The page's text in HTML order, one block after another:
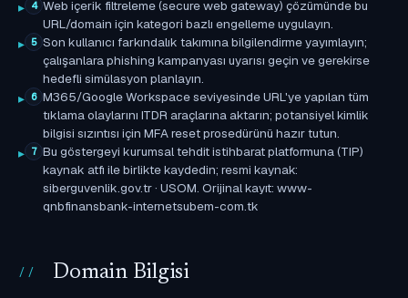
4 Web içerik filtreleme (secure web gateway) çözümünde bu
URL/domain için kategori bazlı engelleme uygulayın.
5 Son kullanıcı farkındalık takımına bilgilendirme yayımlayın;
çalışanlara phishing kampanyası uyarısı geçin ve gerekirse
hedefli simülasyon planlayın.
6 M365/Google Workspace seviyesinde URL'ye yapılan tüm
tıklama olaylarını ITDR araçlarına aktarın; potansiyel kimlik
bilgisi sızıntısı için MFA reset prosedürünü hazır tutun.
7 Bu göstergeyi kurumsal tehdit istihbarat platformuna (TIP)
kaynak atfı ile birlikte kaydedin; resmi kaynak:
siberguvenlik.gov.tr · USOM. Orijinal kayıt: www-
qnbfinansbank-internetsubem-com.tk
Domain Bilgisi